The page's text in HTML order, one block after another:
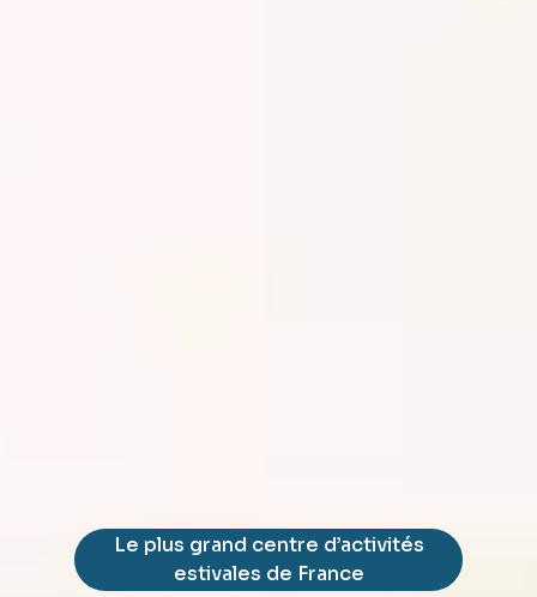
Le plus grand centre d’activités
estivales de France